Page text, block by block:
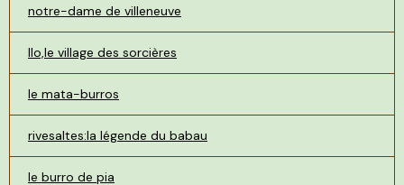
notre-dame de villeneuve
llo,le village des sorcières
le mata-burros
rivesaltes:la légende du babau
le burro de pia